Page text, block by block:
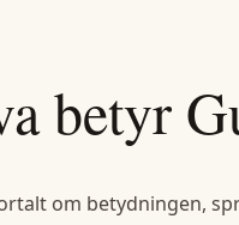
betyr
om betydningen,